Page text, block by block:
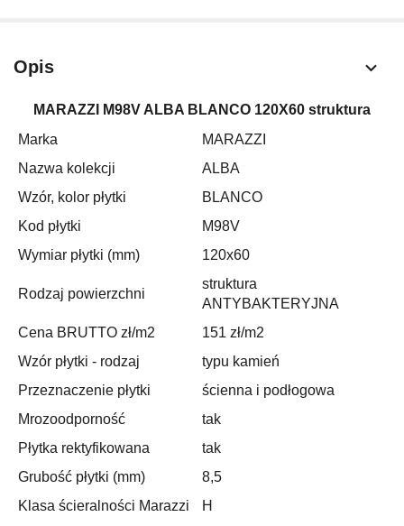
Opis
MARAZZI M98V ALBA BLANCO 120X60 struktura
Marka
MARAZZI
Nazwa kolekcji
ALBA
Wzór, kolor płytki
BLANCO
Kod płytki
M98V
Wymiar płytki (mm)
120x60
Rodzaj powierzchni
struktura
ANTYBAKTERYJNA
Cena BRUTTO zł/m2
151 zł/m2
Wzór płytki - rodzaj
typu kamień
Przeznaczenie płytki
ścienna i podłogowa
Mrozoodporność
tak
Płytka rektyfikowana
tak
Grubość płytki (mm)
8,5
Klasa ścieralności Marazzi
H